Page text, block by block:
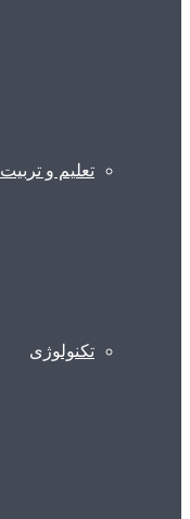
تعلیم و تربیت
تکنولوژی